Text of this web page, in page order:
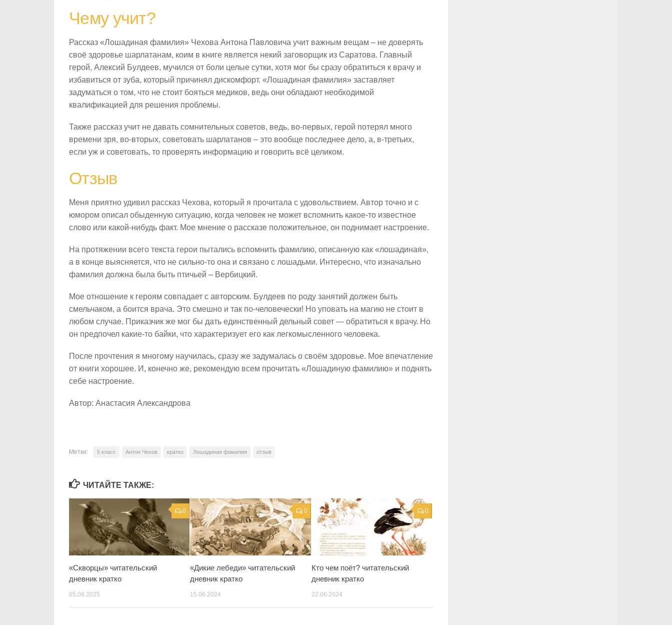
Чему учит?
Рассказ «Лошадиная фамилия» Чехова Антона Павловича учит важным вещам – не доверять
своё здоровье шарлатанам, коим в книге является некий заговорщик из Саратова. Главный
герой, Алексий Булдеев, мучился от боли целые сутки, хотя мог бы сразу обратиться к врачу и
избавиться от зуба, который причинял дискомфорт. «Лошадиная фамилия» заставляет
задуматься о том, что не стоит бояться медиков, ведь они обладают необходимой
квалификацией для решения проблемы.
Также рассказ учит не давать сомнительных советов, ведь, во-первых, герой потерял много
времени зря, во-вторых, советовать шарлатанов – это вообще последнее дело, а, в-третьих,
если уж и советовать, то проверять информацию и говорить всё целиком.
Отзыв
Меня приятно удивил рассказ Чехова, который я прочитала с удовольствием. Автор точно и с
юмором описал обыденную ситуацию, когда человек не может вспомнить какое-то известное
слово или какой-нибудь факт. Мое мнение о рассказе положительное, он поднимает настроение.
На протяжении всего текста герои пытались вспомнить фамилию, описанную как «лошадиная»,
а в конце выясняется, что не сильно-то она и связано с лошадьми. Интересно, что изначально
фамилия должна была быть птичьей – Вербицкий.
Мое отношение к героям совпадает с авторским. Булдеев по роду занятий должен быть
смельчаком, а боится врача. Это смешно и так по-человечески! Но уповать на магию не стоит в
любом случае. Приказчик же мог бы дать единственный дельный совет — обратиться к врачу. Но
он предпочел какие-то байки, что характеризует его как легкомысленного человека.
После прочтения я многому научилась, сразу же задумалась о своём здоровье. Мое впечатление
от книги хорошее. И, конечно же, рекомендую всем прочитать «Лошадиную фамилию» и поднять
себе настроение.
Автор: Анастасия Александрова
Метки: 5 класс Антон Чехов кратко Лошадиная фамилия отзыв
ЧИТАЙТЕ ТАКЖЕ:
0
«Скворцы» читательский
дневник кратко
05.08.2025
0
«Дикие лебеди» читательский
дневник кратко
15.06.2024
0
Кто чем поёт? читательский
дневник кратко
22.06.2024